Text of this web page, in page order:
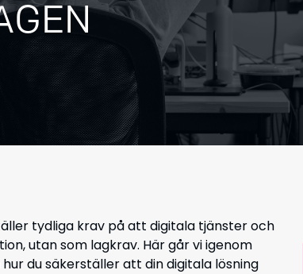
tydliga krav på att digitala tjänster och
utan som lagkrav. Här går vi igenom
du säkerställer att din digitala lösning